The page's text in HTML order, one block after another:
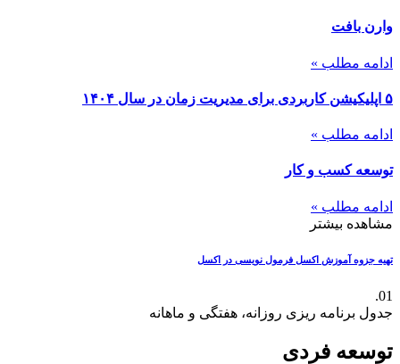
وارن بافت
ادامه مطلب »
۵ اپلیکیشن کاربردی برای مدیریت زمان در سال ۱۴۰۴
ادامه مطلب »
توسعه کسب و کار
ادامه مطلب »
مشاهده بیشتر
تهیه جزوه آموزش اکسل فرمول نویسی در اکسل
01.
جدول برنامه ریزی روزانه، هفتگی و ماهانه
توسعه فردی